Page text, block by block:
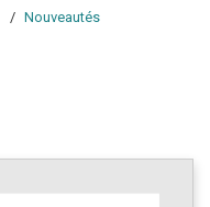
Nouveautés